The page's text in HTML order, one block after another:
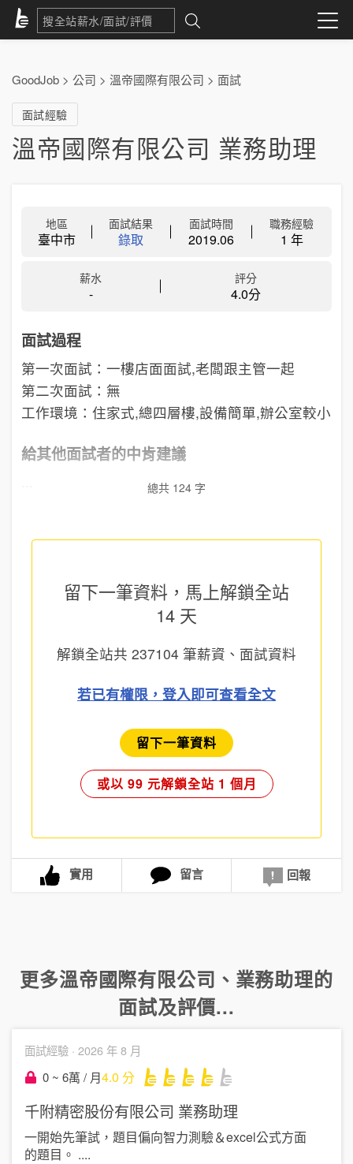
GoodJob > 公司 > 溫帝國際有限公司 > 面試
面試經驗
溫帝國際有限公司 業務助理
地區
臺中市
面試結果
錄取
面試時間
2019.06
職務經驗
1 年
薪水
-
評分
4.0分
面試過程
第一次面試：一樓店面面試,老闆跟主管一起
第二次面試：無
工作環境：住家式,總四層樓,設備簡單,辦公室較小
給其他面試者的中肯建議
總共 124 字
留下一筆資料，馬上解鎖全站
14 天
解鎖全站共 237104 筆薪資、面試資料
若已有權限，登入即可查看全文
留下一筆資料
或以 99 元解鎖全站 1 個月
實用 留言 回報
更多溫帝國際有限公司 、 業務助理的
面試及評價...
面試經驗 · 2026 年 8 月
0 ~ 6萬 / 月4.0 分
千附精密股份有限公司 業務助理
一開始先筆試，題目偏向智力測驗＆excel公式方面
的題目。 ....